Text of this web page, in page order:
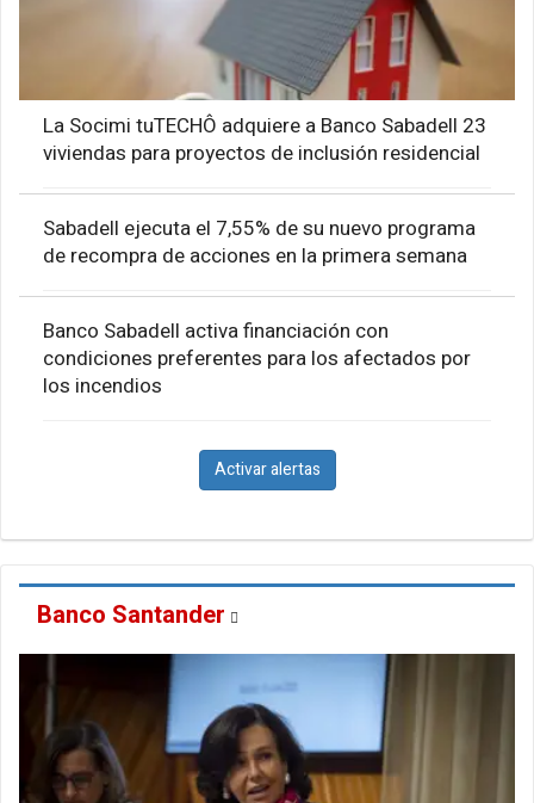
La Socimi tuTECHÔ adquiere a Banco Sabadell 23
viviendas para proyectos de inclusión residencial
Sabadell ejecuta el 7,55% de su nuevo programa
de recompra de acciones en la primera semana
Banco Sabadell activa financiación con
condiciones preferentes para los afectados por
los incendios
Activar alertas
Banco Santander